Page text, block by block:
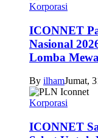
Korporasi
ICONNET
Nasional
Lomba
By ilhamJumat,
Korporasi
ICONNET